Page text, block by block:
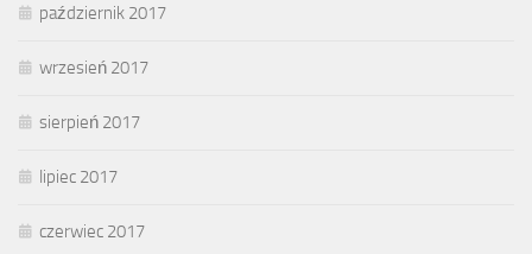
październik 2017
wrzesień 2017
sierpień 2017
lipiec 2017
czerwiec 2017